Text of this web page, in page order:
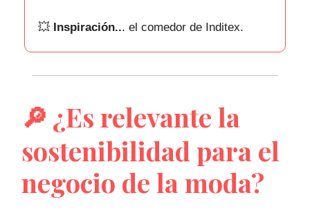
💥 Inspiración... el comedor de Inditex.
🔎 ¿Es relevante la
sostenibilidad para el
negocio de la moda?